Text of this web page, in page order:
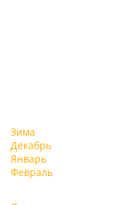
Зима
Декабрь
Январь
Февраль